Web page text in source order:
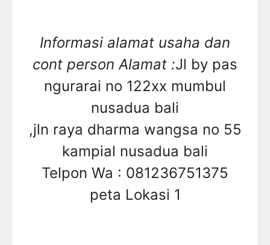
Informasi alamat usaha dan
cont person Alamat :Jl by pas
ngurarai no 122xx mumbul
nusadua bali
,jln raya dharma wangsa no 55
kampial nusadua bali
Telpon Wa : 081236751375
peta Lokasi 1